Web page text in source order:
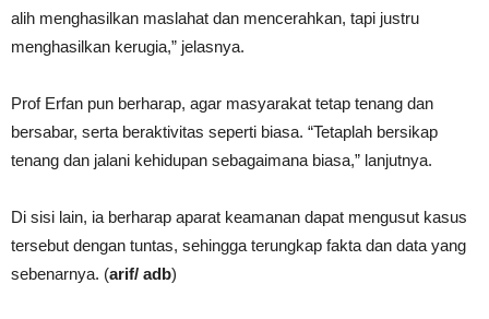
alih menghasilkan maslahat dan mencerahkan, tapi justru
menghasilkan kerugia,” jelasnya.
Prof Erfan pun berharap, agar masyarakat tetap tenang dan
bersabar, serta beraktivitas seperti biasa. “Tetaplah bersikap
tenang dan jalani kehidupan sebagaimana biasa,” lanjutnya.
Di sisi lain, ia berharap aparat keamanan dapat mengusut kasus
tersebut dengan tuntas, sehingga terungkap fakta dan data yang
sebenarnya. (arif/ adb)